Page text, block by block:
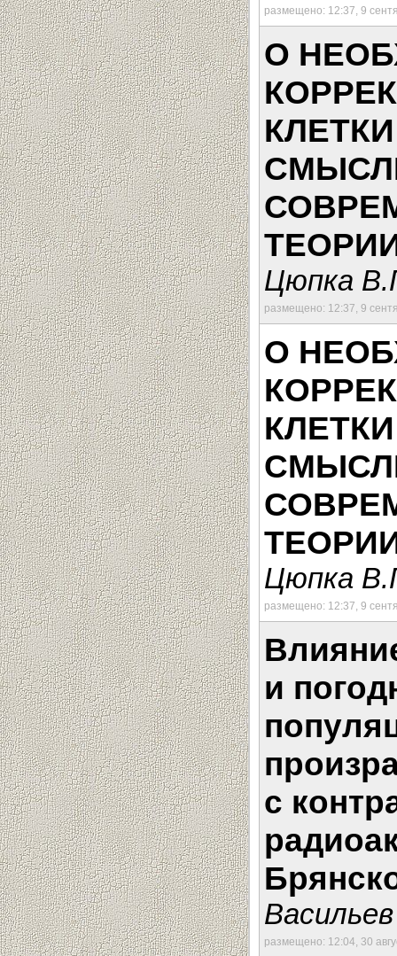
размещено: 12:37, 9
О
Цюпка
размещено: 12:37, 9
О
Цюпка
размещено: 12:37, 9
и
с
размещено: 12:04, 30